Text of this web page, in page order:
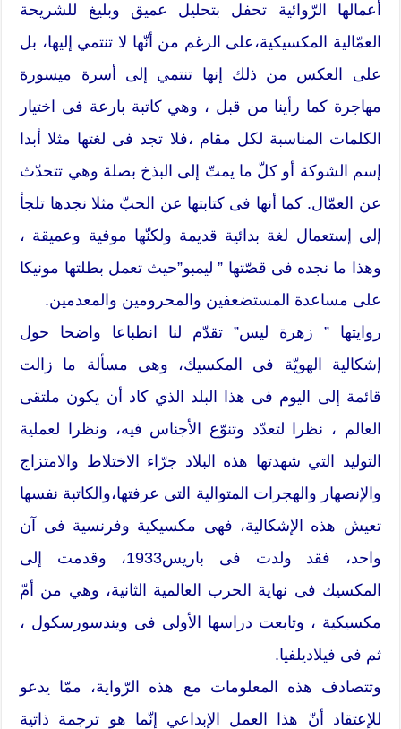
أعمالها الرّوائية تحفل بتحليل عميق وبليغ للشريحة
العمّالية المكسيكية،على الرغم من أنّها لا تنتمي إليها، بل
على العكس من ذلك إنها تنتمي إلى أسرة ميسورة
مهاجرة كما رأينا من قبل ، وهي كاتبة بارعة فى اختيار
الكلمات المناسبة لكل مقام ،فلا تجد فى لغتها مثلا أبدا
إسم الشوكة أو كلّ ما يمتّ إلى البذخ بصلة وهي تتحدّث
عن العمّال. كما أنها فى كتابتها عن الحبّ مثلا نجدها تلجأ
إلى إستعمال لغة بدائية قديمة ولكنّها موفية وعميقة ،
وهذا ما نجده فى قصّتها ” ليمبو”حيث تعمل بطلتها مونيكا
على مساعدة المستضعفين والمحرومين والمعدمين.
روايتها ” زهرة ليس” تقدّم لنا انطباعا واضحا حول
إشكالية الهويّة فى المكسيك، وهى مسألة ما زالت
قائمة إلى اليوم فى هذا البلد الذي كاد أن يكون ملتقى
العالم ، نظرا لتعدّد وتنوّع الأجناس فيه، ونظرا لعملية
التوليد التي شهدتها هذه البلاد جرّاء الاختلاط والامتزاج
والإنصهار والهجرات المتوالية التي عرفتها،والكاتبة نفسها
تعيش هذه الإشكالية، فهى مكسيكية وفرنسية فى آن
واحد، فقد ولدت فى باريس1933، وقدمت إلى
المكسيك فى نهاية الحرب العالمية الثانية، وهي من أمّ
مكسيكية ، وتابعت دراسها الأولى فى ويندسورسكول ،
ثم فى فيلاديلفيا.
وتتصادف هذه المعلومات مع هذه الرّواية، ممّا يدعو
للإعتقاد أنّ هذا العمل الإبداعي إنّما هو ترجمة ذاتية